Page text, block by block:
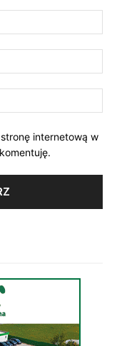
internetową w